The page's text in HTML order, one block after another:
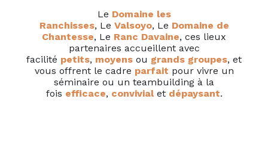
Le Domaine les
Ranchisses, Le Valsoyo, Le Domaine de
Chantesse, Le Ranc Davaine, ces lieux
partenaires accueillent avec
facilité petits, moyens ou grands groupes, et
vous offrent le cadre parfait pour vivre un
séminaire ou un teambuilding à la
fois efficace, convivialet dépaysant.